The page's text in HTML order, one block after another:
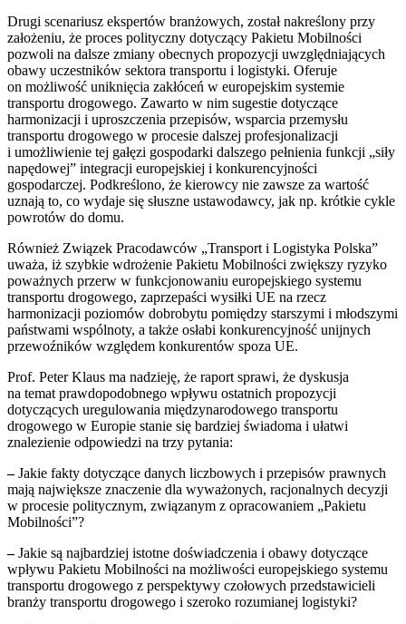
Drugi scenariusz ekspertów branżowych, został nakreślony przy
założeniu, że proces polityczny dotyczący Pakietu Mobilności
pozwoli na dalsze zmiany obecnych propozycji uwzględniających
obawy uczestników sektora transportu i logistyki. Oferuje
on możliwość uniknięcia zakłóceń w europejskim systemie
transportu drogowego. Zawarto w nim sugestie dotyczące
harmonizacji i uproszczenia przepisów, wsparcia przemysłu
transportu drogowego w procesie dalszej profesjonalizacji
i umożliwienie tej gałęzi gospodarki dalszego pełnienia funkcji „siły
napędowej” integracji europejskiej i konkurencyjności
gospodarczej. Podkreślono, że kierowcy nie zawsze za wartość
uznają to, co wydaje się słuszne ustawodawcy, jak np. krótkie cykle
powrotów do domu.
Również Związek Pracodawców „Transport i Logistyka Polska”
uważa, iż szybkie wdrożenie Pakietu Mobilności zwiększy ryzyko
poważnych przerw w funkcjonowaniu europejskiego systemu
transportu drogowego, zaprzepaści wysiłki UE na rzecz
harmonizacji poziomów dobrobytu pomiędzy starszymi i młodszymi
państwami wspólnoty, a także osłabi konkurencyjność unijnych
przewoźników względem konkurentów spoza UE.
Prof. Peter Klaus ma nadzieję, że raport sprawi, że dyskusja
na temat prawdopodobnego wpływu ostatnich propozycji
dotyczących uregulowania międzynarodowego transportu
drogowego w Europie stanie się bardziej świadoma i ułatwi
znalezienie odpowiedzi na trzy pytania:
–Jakie fakty dotyczące danych liczbowych i przepisów prawnych
mają największe znaczenie dla wyważonych, racjonalnych decyzji
w procesie politycznym, związanym z opracowaniem „Pakietu
Mobilności”?
–Jakie są najbardziej istotne doświadczenia i obawy dotyczące
wpływu Pakietu Mobilności na możliwości europejskiego systemu
transportu drogowego z perspektywy czołowych przedstawicieli
branży transportu drogowego i szeroko rozumianej logistyki?